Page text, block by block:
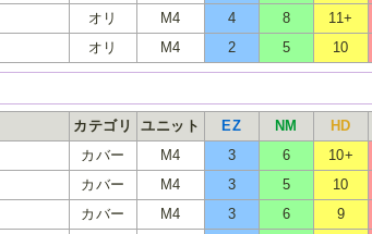
オリ M4 4 8 11+
オリ M4 2 5 10
カテゴリ ユニット EZ NM HD
カバー M4 3 6 10+
カバー M4 3 5 10
カバー M4 3 6 9